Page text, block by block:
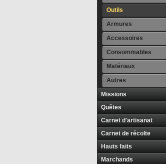
Outils
Armures
Accessoires
Consommables
Matériaux
Autres
Missions
Quêtes
Carnet d'artisanat
Carnet de récolte
Hauts faits
Marchands